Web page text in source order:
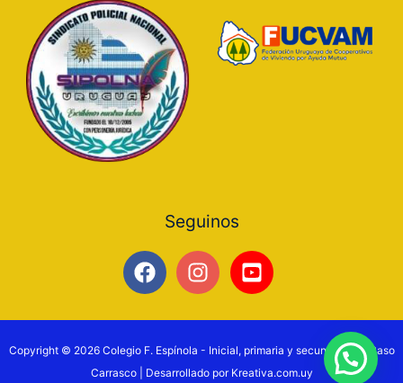
Seguinos
Copyright © 2026 Colegio F. Espínola - Inicial, primaria y secundaria en Paso
Carrasco | Desarrollado por Kreativa.com.uy
Preguntanos